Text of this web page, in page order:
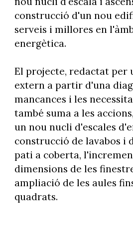
construcció d'un nou
serveis i millores en
energètica.
El projecte, redactat per
extern a partir d'una
mancances i les
també suma a les
un nou nucli d'escales
construcció de lavabos i
pati a coberta,
dimensions de les
ampliació de les aules
quadrats.